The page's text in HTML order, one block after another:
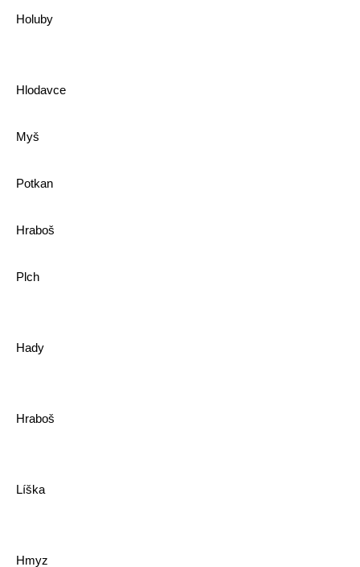
Holuby
Hlodavce
Myš
Potkan
Hraboš
Plch
Hady
Hraboš
Líška
Hmyz